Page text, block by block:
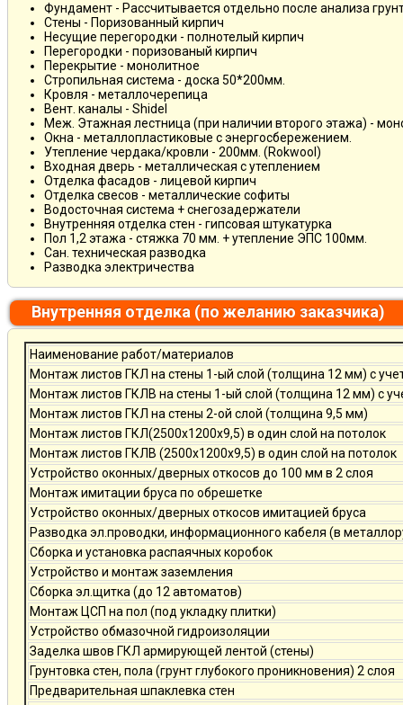
Фундамент - Рассчитывается отдельно после анализа
Стены - Поризованный кирпич
Несущие перегородки - полнотелый кирпич
Перегородки - поризованый кирпич
Перекрытие - монолитное
Стропильная система - доска 50*200мм.
Кровля - металлочерепица
Вент. каналы - Shidel
Меж. Этажная лестница (при наличии второго этажа) -
Окна - металлопластиковые с энергосбережением.
Утепление чердака/кровли - 200мм. (Rokwool)
Входная дверь - металлическая с утеплением
Отделка фасадов - лицевой кирпич
Отделка свесов - металлические софиты
Водосточная система + снегозадержатели
Внутренняя отделка стен - гипсовая штукатурка
Пол 1,2 этажа - стяжка 70 мм. + утепление ЭПС 100мм.
Сан. техническая разводка
Разводка электричества
Внутренняя отделка (по желанию заказчика)
Наименование работ/материалов
Монтаж листов ГКЛ на стены 1-ый слой (толщина 12 мм) с
Монтаж листов ГКЛВ на стены 1-ый слой (толщина 12 мм) с
Монтаж листов ГКЛ на стены 2-ой слой (толщина 9,5 мм)
Монтаж листов ГКЛ(2500х1200х9,5) в один слой на потолок
Монтаж листов ГКЛВ (2500х1200х9,5) в один слой на потолок
Устройство оконных/дверных откосов до 100 мм в 2 слоя
Монтаж имитации бруса по обрешетке
Устройство оконных/дверных откосов имитацией бруса
Разводка эл.проводки, информационного кабеля (в
Сборка и установка распаячных коробок
Устройство и монтаж заземления
Сборка эл.щитка (до 12 автоматов)
Монтаж ЦСП на пол (под укладку плитки)
Устройство обмазочной гидроизоляции
Заделка швов ГКЛ армирующей лентой (стены)
Грунтовка стен, пола (грунт глубокого проникновения) 2 слоя
Предварительная шпаклевка стен